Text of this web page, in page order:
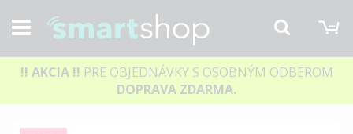
Hľadať
!! AKCIA !! PRE OBJEDNÁVKY S OSOBNÝM ODBEROM
DOPRAVA ZDARMA.
Preskočiť